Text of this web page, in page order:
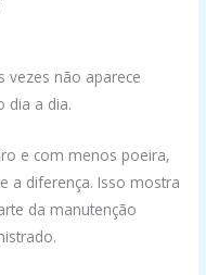
vezes não aparece
dia a dia.
e com menos poeira,
a diferença. Isso mostra
da manutenção